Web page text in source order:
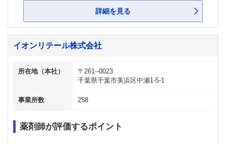
詳細を見る
イオンリテール株式会社
所在地（本社）
〒261--0023
千葉県千葉市美浜区中瀬1-5-1
事業所数 258
薬剤師が評価するポイント